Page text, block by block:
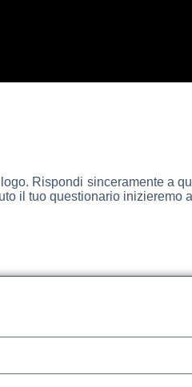
Rispondi sinceramente a
il tuo questionario inizieremo